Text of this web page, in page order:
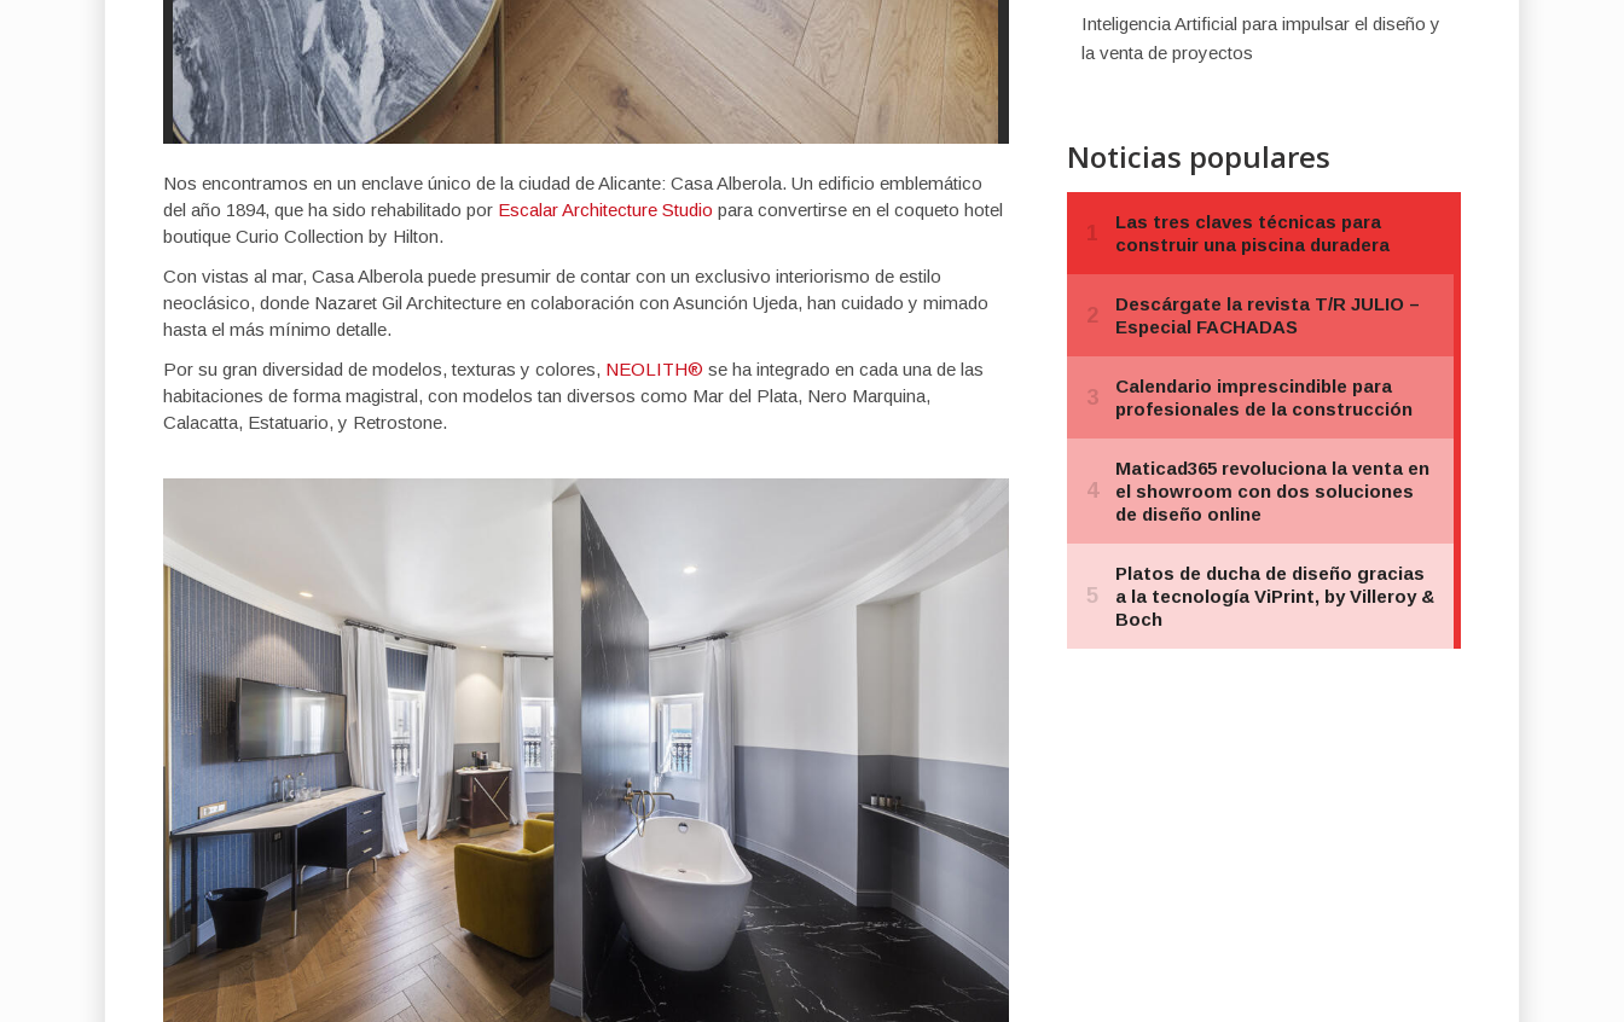
Nos encontramos en un enclave único de la ciudad de Alicante: Casa Alberola. Un edificio emblemático
del año 1894, que ha sido rehabilitado por Escalar Architecture Studio para convertirse en el coqueto hotel
boutique Curio Collection by Hilton.
Con vistas al mar, Casa Alberola puede presumir de contar con un exclusivo interiorismo de estilo
neoclásico, donde Nazaret Gil Architecture en colaboración con Asunción Ujeda, han cuidado y mimado
hasta el más mínimo detalle.
Por su gran diversidad de modelos, texturas y colores, NEOLITH® se ha integrado en cada una de las
habitaciones de forma magistral, con modelos tan diversos como Mar del Plata, Nero Marquina,
Calacatta, Estatuario, y Retrostone.
Inteligencia Artificial para impulsar el diseño y
la venta de proyectos
Noticias populares